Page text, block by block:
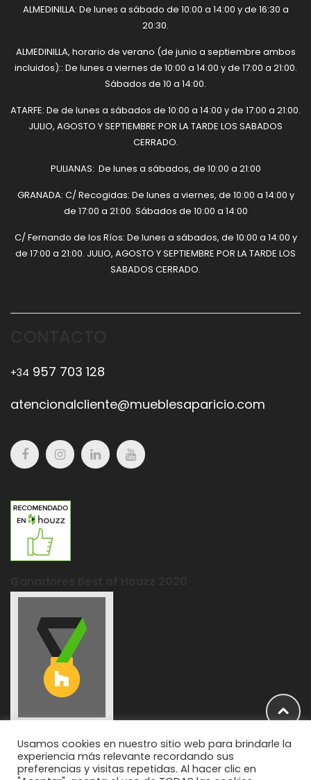
ALMEDINILLA: De lunes a sábado de 10:00 a 14:00 y de 16:30 a
20:30.
ALMEDINILLA, horario de verano (de junio a septiembre ambos
incluidos):: De lunes a viernes de 10:00 a 14:00 y de 17:00 a 21:00.
Sábados de 10 a 14:00.
ATARFE: De de lunes a sábados de 10:00 a 14:00 y de 17:00 a 21:00.
JULIO, AGOSTO Y SEPTIEMBRE POR LA TARDE LOS SABADOS
CERRADO.
PULIANAS: De lunes a sábados, de 10:00 a 21:00
GRANADA: C/ Recogidas: De lunes a viernes, de 10:00 a 14:00 y
de 17:00 a 21:00. Sábados de 10:00 a 14:00
C/ Fernando de los Ríos: De lunes a sábados, de 10:00 a 14:00 y
de 17:00 a 21:00. JULIO, AGOSTO Y SEPTIEMBRE POR LA TARDE LOS
SABADOS CERRADO.
+34 957 703 128
atencionalcliente@mueblesaparicio.com
Usamos cookies en nuestro sitio web para brindarle la
experiencia más relevante recordando sus
preferencias y visitas repetidas. Al hacer clic en